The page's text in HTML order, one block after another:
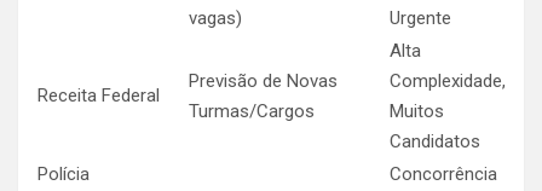
vagas)
Urgente
Receita Federal
Previsão de Novas
Turmas/Cargos
Alta
Complexidade,
Muitos
Candidatos
Polícia
Concorrência